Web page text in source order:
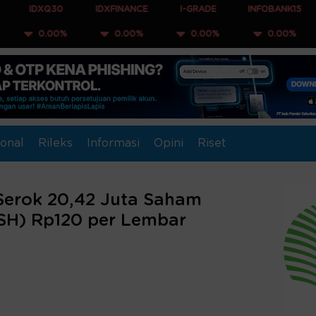
IDXFINANCE
0.00%
I-GRADE
0.00%
INFOBANK15
0.00%
Rileks Informasi Opini Riset
20,42 Juta Saham
Rp120 per Lembar